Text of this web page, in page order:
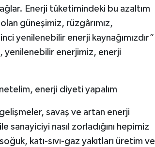
Enerji tüketimindeki bu azaltım
güneşimiz, rüzgârımız,
yenilenebilir enerji kaynağımızdır”
yenilenebilir enerjimiz, enerji
enerji diyeti yapalım
savaş ve artan enerji
sanayiciyi nasıl zorladığını hepimiz
katı-sıvı-gaz yakıtları üretim ve